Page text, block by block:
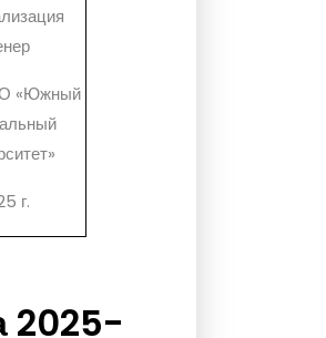
«Южный
г.
2025-